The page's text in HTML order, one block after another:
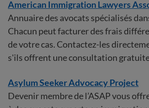
American Immigration Lawyers
Annuaire des avocats spécialisés
Chacun peut facturer des frais
de votre cas. Contactez-les
s'ils offrent une consultation
Asylum Seeker Advocacy Project
Devenir membre de l’ASAP vous